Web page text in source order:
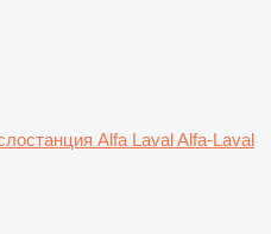
Alfa Laval Alfa-Laval